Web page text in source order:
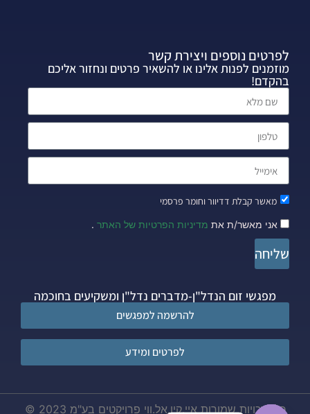
לפרטים נוספים ויצירת קשר
מוזמנים לפנות אלינו או להשאיר פרטים ונחזור אליכם
בהקדם!
מאשר קבלת דדיוור וחומר פרסמי
אני מאשר/ת את מדיניות הפרטיות של האתר .
שליחה
מפגשי זום הנדל"ן-מדברים נדל"ן ומשקיעים בחוכמה
להרשמה למפגשים
לפרטים ומידע
כל הזכויות שמורות איי.קיו.אל.ווי פרויקטים בע"מ 2023 ©